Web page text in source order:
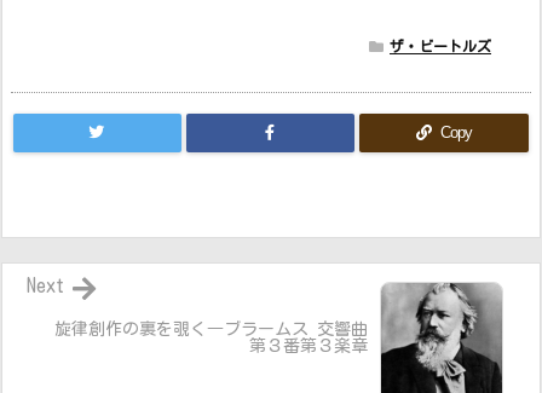
ザ・ビートルズ
Copy
旋律創作の裏を覗く―ブラームス 交響曲
第３番第３楽章
Next